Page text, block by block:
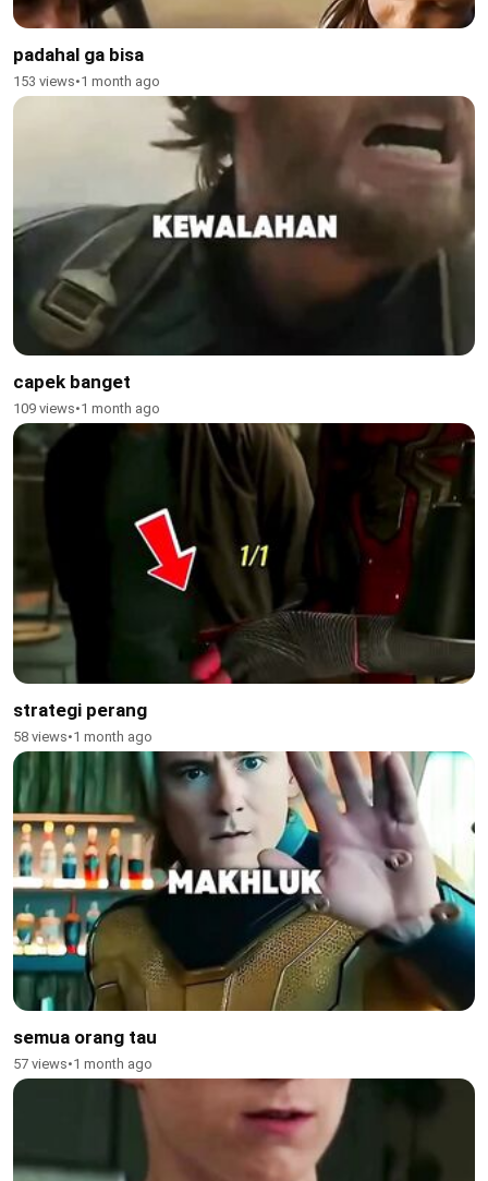
padahal ga bisa
153 views•1 month ago
capek banget
109 views•1 month ago
strategi perang
58 views•1 month ago
semua orang tau
57 views•1 month ago